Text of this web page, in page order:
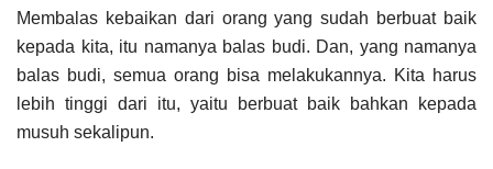
Membalas kebaikan dari orang yang sudah berbuat baik
kepada kita, itu namanya balas budi. Dan, yang namanya
balas budi, semua orang bisa melakukannya. Kita harus
lebih tinggi dari itu, yaitu berbuat baik bahkan kepada
musuh sekalipun.